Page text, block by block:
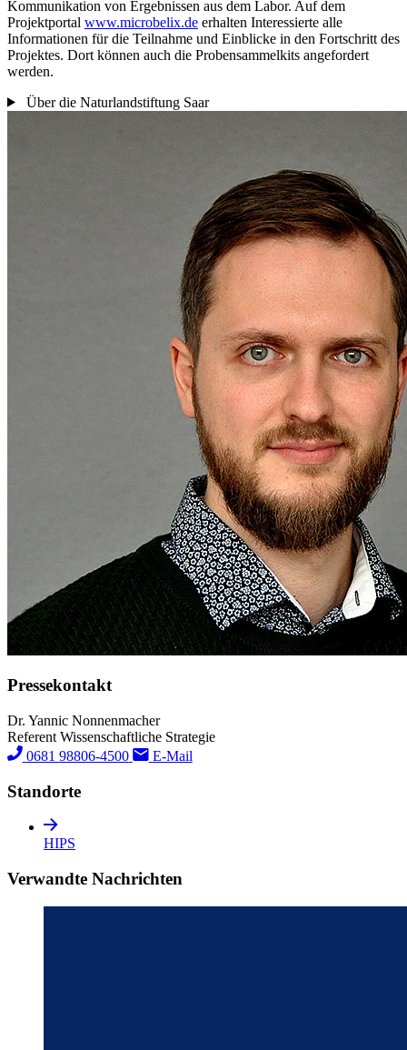
Kommunikation von Ergebnissen aus dem Labor. Auf dem
Projektportal www.microbelix.de erhalten Interessierte alle
Informationen für die Teilnahme und Einblicke in den Fortschritt des
Projektes. Dort können auch die Probensammelkits angefordert
werden.
Über die Naturlandstiftung Saar
Pressekontakt
Dr. Yannic Nonnenmacher
Referent Wissenschaftliche Strategie
0681 98806-4500
E-Mail
Standorte
HIPS
Verwandte Nachrichten